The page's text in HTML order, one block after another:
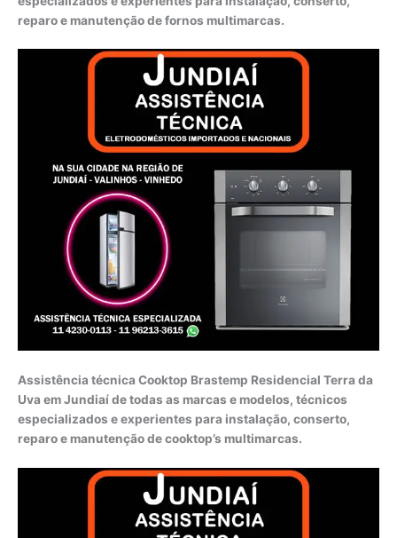
reparo e manutenção de fornos multimarcas.
Assistência técnica Cooktop Brastemp Residencial Terra da
Uva em Jundiaí de todas as marcas e modelos, técnicos
especializados e experientes para instalação, conserto,
reparo e manutenção de cooktop’s multimarcas.